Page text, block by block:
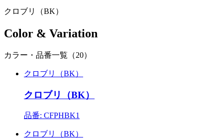
クロブリ（BK）
Color & Variation
カラー・品番一覧（20）
クロブリ（BK）
クロブリ（BK）
品番: CFPHBK1
クロブリ（BK）